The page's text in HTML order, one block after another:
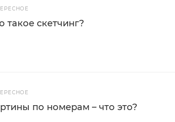
такое скетчинг?
по номерам – что это?